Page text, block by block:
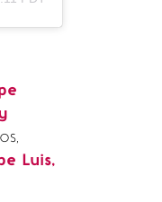
Luis,